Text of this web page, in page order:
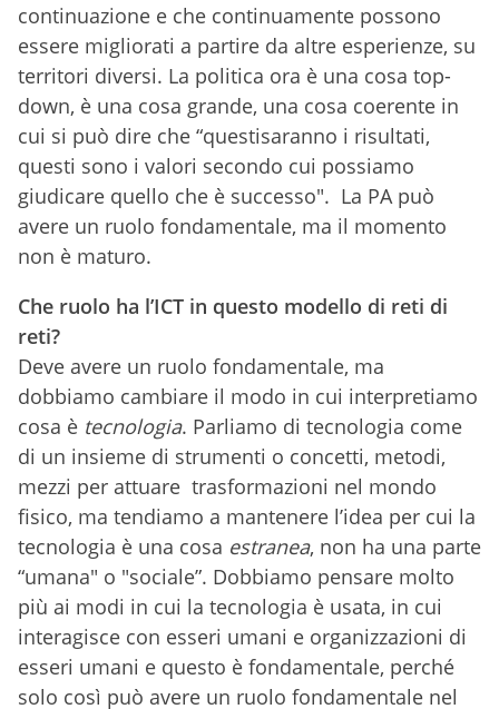
continuazione e che continuamente possono
essere migliorati a partire da altre esperienze, su
territori diversi. La politica ora è una cosa top-
down, è una cosa grande, una cosa coerente in
cui si può dire che “questisaranno i risultati,
questi sono i valori secondo cui possiamo
giudicare quello che è successo". La PA può
avere un ruolo fondamentale, ma il momento
non è maturo.
Che ruolo ha l’ICT in questo modello di reti di
reti?
Deve avere un ruolo fondamentale, ma
dobbiamo cambiare il modo in cui interpretiamo
cosa è tecnologia. Parliamo di tecnologia come
di un insieme di strumenti o concetti, metodi,
mezzi per attuare trasformazioni nel mondo
fisico, ma tendiamo a mantenere l’idea per cui la
tecnologia è una cosa estranea, non ha una parte
“umana" o "sociale”. Dobbiamo pensare molto
più ai modi in cui la tecnologia è usata, in cui
interagisce con esseri umani e organizzazioni di
esseri umani e questo è fondamentale, perché
solo così può avere un ruolo fondamentale nel